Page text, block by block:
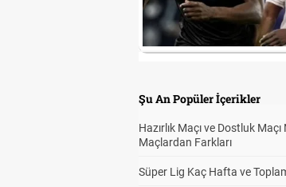
Şu An Popüler İçerikler
Hazırlık Maçı ve Dostluk
Maçlardan Farkları
Süper Lig Kaç Hafta ve